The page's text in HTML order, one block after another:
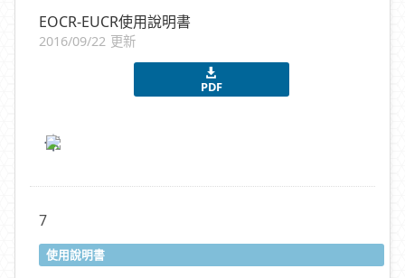
EOCR-EUCR使用說明書
2016/09/22 更新
PDF
7
使用說明書